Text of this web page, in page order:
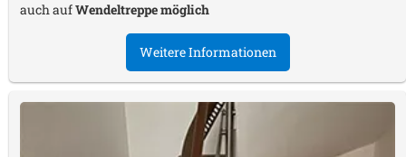
auch aufWendeltreppe möglich
Weitere Informationen